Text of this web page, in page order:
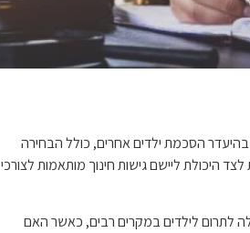
הסכמת ילדים אחרים, כולל הבחירה
היכולת ליישם גישות חינוך מותאמות לצורכי
לתרום לילדים במקרים רבים, כאשר האם